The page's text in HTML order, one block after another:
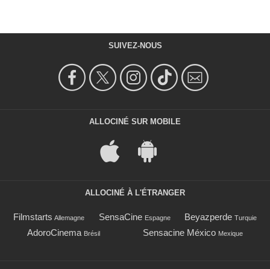
SUIVEZ-NOUS
ALLOCINÉ SUR MOBILE
ALLOCINÉ À L'ÉTRANGER
Filmstarts Allemagne SensaCine Espagne Beyazperde Turquie
AdoroCinema Brésil Sensacine México Mexique